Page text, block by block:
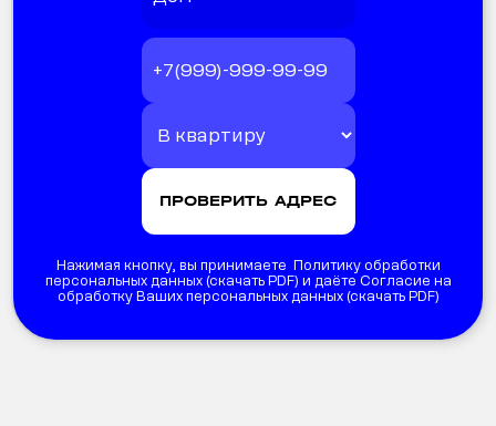
Нажимая кнопку, вы принимаете Политику обработки
персональных данных (скачать PDF) и даёте Согласие на
обработку Ваших персональных данных (скачать PDF)